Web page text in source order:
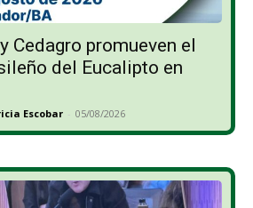
Cedagro promueven el
del Eucalipto en
Escobar - 05/08/2026